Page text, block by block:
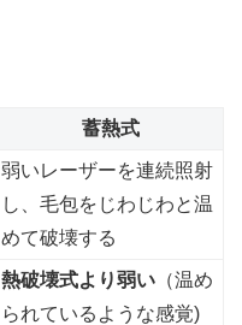
蓄熱式
弱いレーザーを連続照射
し、毛包をじわじわと温
めて破壊する
熱破壊式より弱い （温め
られているような感覚)